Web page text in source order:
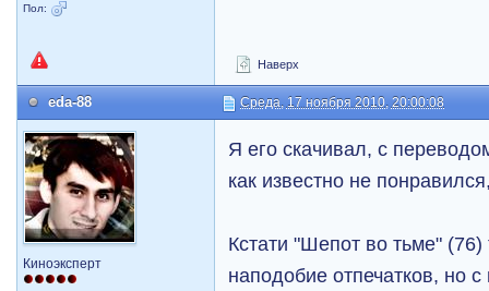
Пол:
Наверх
eda-88 Среда, 17 ноября 2010, 20:00:08
Киноэксперт
Я его скачивал, с
как известно не
Кстати "Шепот во тьме"
наподобие отпечатков, но